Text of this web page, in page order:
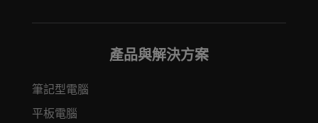
產品與解決方案
筆記型電腦
平板電腦